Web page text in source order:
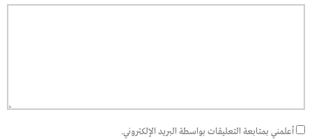
أعلمني بمتابعة التعليقات بواسطة البريد الإلكتروني.